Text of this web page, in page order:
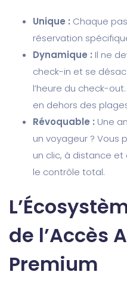
Unique : Chaque
réservation
Dynamique : Il ne
check-in et se
l’heure du check-
en dehors des
Révoquable : Une
un voyageur ? Vous
un clic, à distance
le contrôle total.
de l’Accès
Premium